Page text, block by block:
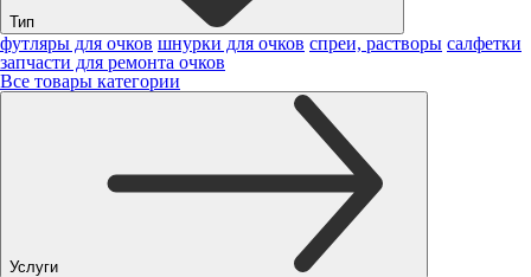
Тип
футляры для очков шнурки для очков спреи, растворы салфетки
запчасти для ремонта очков
Все товары категории
Услуги